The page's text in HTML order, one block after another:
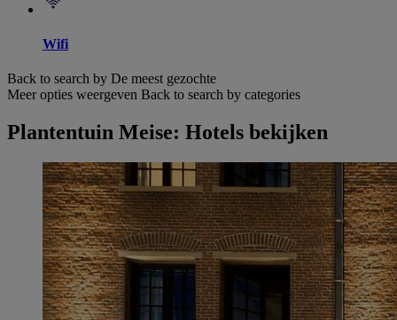
Wifi
Back to search by De meest gezochte
Meer opties weergeven Back to search by categories
Plantentuin Meise: Hotels bekijken